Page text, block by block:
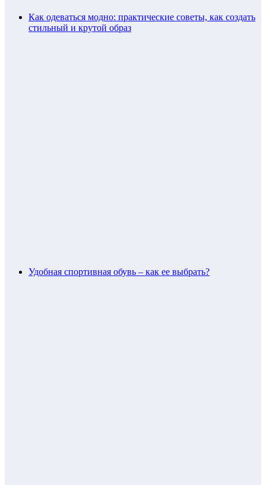
Как одеваться модно: практические советы, как создать
стильный и крутой образ
Удобная спортивная обувь – как ее выбрать?